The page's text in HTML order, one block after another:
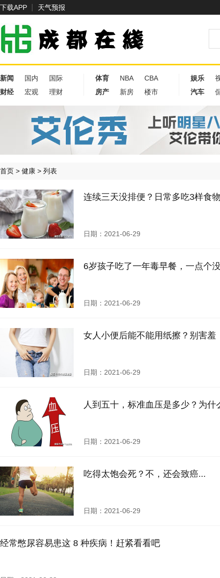
下载APP 天气预报
新闻 国内
国际
财经
宏观 理财
体育 NBA
CBA
房产
新房 楼市
娱乐
汽车
首页 > 健康 > 列表
连续三天没排便？日常多吃3样食
日期：2021-06-29
6岁孩子吃了一年毒早餐，一点个
日期：2021-06-29
女人小便后能不能用纸擦？别害
日期：2021-06-29
人到五十，标准血压是多少？为
日期：2021-06-29
吃得太饱会死？不，还会致癌...
日期：2021-06-29
经常憋尿容易患这 8 种疾病！赶紧看看吧